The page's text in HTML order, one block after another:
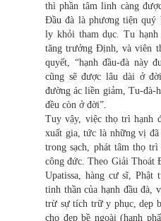
thì phần tâm linh càng
Đầu đà là phương tiện quý
ly khỏi tham dục. Tu
tăng trưởng Định, và viên
quyết, “hạnh đầu-đà này
cũng sẽ được lâu dài ở
đường ác liền giảm, Tu-đà-
đều còn ở đời”.
Tuy vậy, việc thọ trì hạnh
xuất gia, tức là những vị
trong sạch, phát tâm thọ
công đức. Theo Giải Thoát
Upatissa, hàng cư sĩ,
tinh thần của hạnh đầu đà,
trừ sự tích trữ y phục, dẹp
cho đẹp bề ngoài (hạnh